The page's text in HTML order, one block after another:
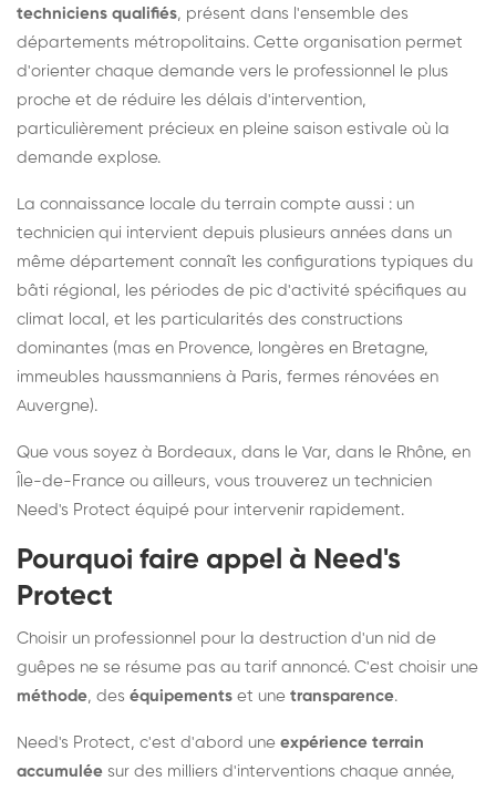
techniciens qualifiés, présent dans l'ensemble des
départements métropolitains. Cette organisation permet
d'orienter chaque demande vers le professionnel le plus
proche et de réduire les délais d'intervention,
particulièrement précieux en pleine saison estivale où la
demande explose.
La connaissance locale du terrain compte aussi : un
technicien qui intervient depuis plusieurs années dans un
même département connaît les configurations typiques du
bâti régional, les périodes de pic d'activité spécifiques au
climat local, et les particularités des constructions
dominantes (mas en Provence, longères en Bretagne,
immeubles haussmanniens à Paris, fermes rénovées en
Auvergne).
Que vous soyez à Bordeaux, dans le Var, dans le Rhône, en
Île-de-France ou ailleurs, vous trouverez un technicien
Need's Protect équipé pour intervenir rapidement.
Pourquoi faire appel à Need's
Protect
Choisir un professionnel pour la destruction d'un nid de
guêpes ne se résume pas au tarif annoncé. C'est choisir une
méthode, des équipements et une transparence.
Need's Protect, c'est d'abord une expérience terrain
accumulée sur des milliers d'interventions chaque année,